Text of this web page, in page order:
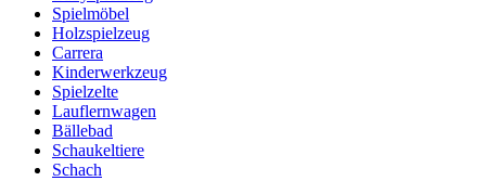
Spielmöbel
Holzspielzeug
Carrera
Kinderwerkzeug
Spielzelte
Lauflernwagen
Bällebad
Schaukeltiere
Schach